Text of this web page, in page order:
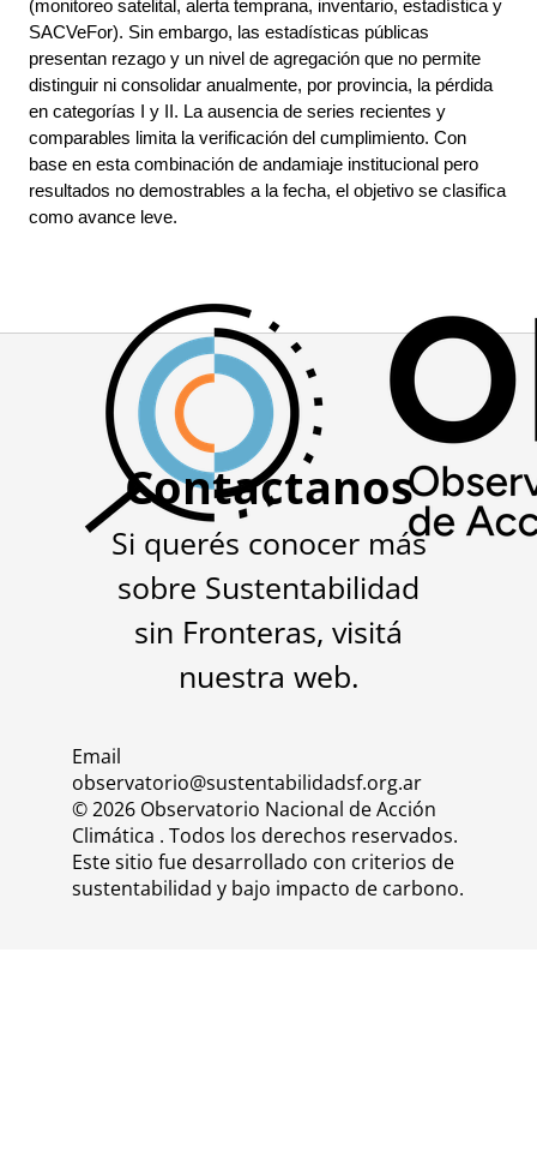
(monitoreo satelital, alerta temprana, inventario, estadística y
SACVeFor). Sin embargo, las estadísticas públicas
presentan rezago y un nivel de agregación que no permite
distinguir ni consolidar anualmente, por provincia, la pérdida
en categorías I y II. La ausencia de series recientes y
comparables limita la verificación del cumplimiento. Con
base en esta combinación de andamiaje institucional pero
resultados no demostrables a la fecha, el objetivo se clasifica
como avance leve.
Contactanos
Si querés conocer más
sobre Sustentabilidad
sin Fronteras, visitá
nuestra web.
Email
observatorio@sustentabilidadsf.org.ar
© 2026 Observatorio Nacional de Acción
Climática . Todos los derechos reservados.
Este sitio fue desarrollado con criterios de
sustentabilidad y bajo impacto de carbono.